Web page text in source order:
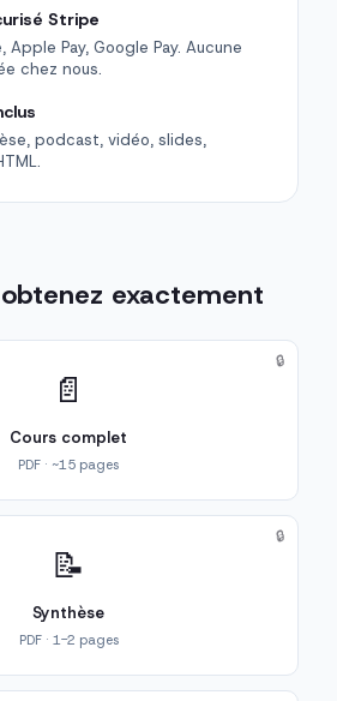
Stripe
Apple Pay, Google Pay. Aucune
chez nous.
podcast, vidéo, slides,
exactement
📄
Cours complet
PDF · ~15 pages
🔒
📝
Synthèse
PDF · 1-2 pages
🔒